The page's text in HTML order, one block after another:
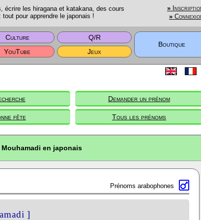
écrire les hiragana et katakana, des cours
tout pour apprendre le japonais !
»
»
Culture
Q/R
Boutique
YouTube Jeux
Demander un prénom
fête Tous les prénoms
en japonais
Prénoms arabophones
]